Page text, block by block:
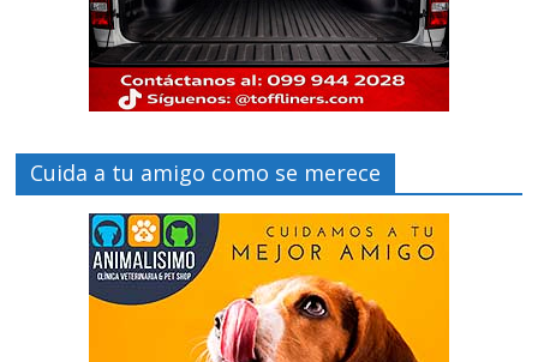
Cuida a tu amigo como se merece